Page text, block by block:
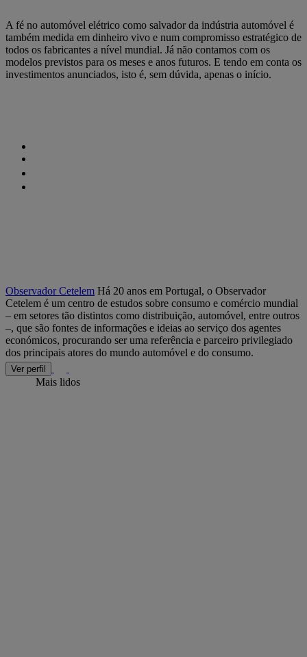
A fé no automóvel elétrico como salvador da indústria automóvel é
também medida em dinheiro vivo e num compromisso estratégico de
todos os fabricantes a nível mundial. Já não contamos com os
modelos previstos para os meses e anos futuros. E tendo em conta os
investimentos anunciados, isto é, sem dúvida, apenas o início.
Observador Cetelem Há 20 anos em Portugal, o Observador
Cetelem é um centro de estudos sobre consumo e comércio mundial
– em setores tão distintos como distribuição, automóvel, entre outros
–, que são fontes de informações e ideias ao serviço dos agentes
económicos, procurando ser uma referência e parceiro privilegiado
dos principais atores do mundo automóvel e do consumo.
Ver perfil
Mais lidos